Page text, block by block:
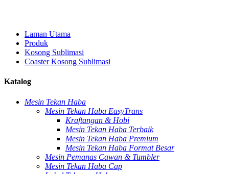
Laman Utama
Produk
Kosong Sublimasi
Coaster Kosong Sublimasi
Katalog
Mesin Tekan Haba
Mesin Tekan Haba EasyTrans
Kraftangan & Hobi
Mesin Tekan Haba Terbaik
Mesin Tekan Haba Premium
Mesin Tekan Haba Format Besar
Mesin Pemanas Cawan & Tumbler
Mesin Tekan Haba Cap